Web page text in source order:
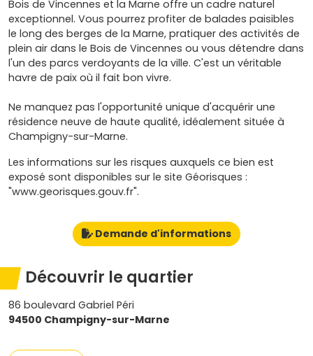
Bois de Vincennes et la Marne offre un cadre naturel
exceptionnel. Vous pourrez profiter de balades paisibles
le long des berges de la Marne, pratiquer des activités de
plein air dans le Bois de Vincennes ou vous détendre dans
l'un des parcs verdoyants de la ville. C'est un véritable
havre de paix où il fait bon vivre.
Ne manquez pas l'opportunité unique d'acquérir une
résidence neuve de haute qualité, idéalement située à
Champigny-sur-Marne.
Les informations sur les risques auxquels ce bien est
exposé sont disponibles sur le site Géorisques :
"www.georisques.gouv.fr".
Demande d'informations
Découvrir le quartier
86 boulevard Gabriel Péri
94500 Champigny-sur-Marne